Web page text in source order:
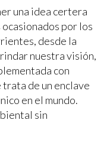
una idea certera
por los
desde la
nuestra visión,
con
de un enclave
en el mundo.
sin